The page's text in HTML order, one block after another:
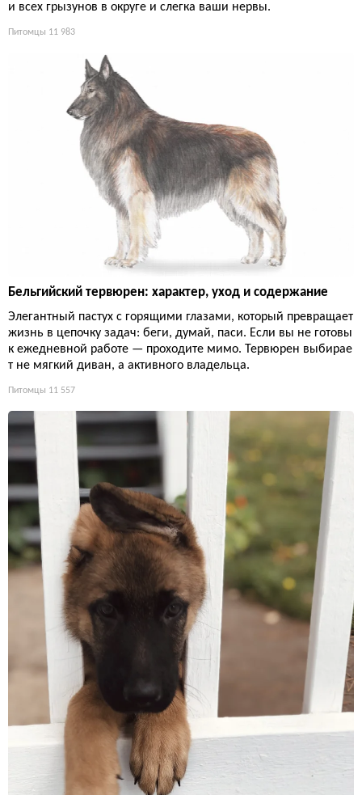
и всех грызунов в округе и слегка ваши нервы.
Питомцы 11 983
Бельгийский тервюрен: характер, уход и содержание
Элегантный пастух с горящими глазами, который превращает
жизнь в цепочку задач: беги, думай, паси. Если вы не готовы
к ежедневной работе — проходите мимо. Тервюрен выбирае
т не мягкий диван, а активного владельца.
Питомцы 11 557